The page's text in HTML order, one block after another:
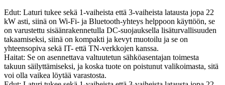
Edut: Laturi tukee sekä 1-vaiheista että 3-vaiheista latausta jopa 22
kW asti, siinä on Wi-Fi- ja Bluetooth-yhteys helppoon käyttöön, se
on varustettu sisäänrakennetulla DC-suojauksella lisäturvallisuuden
takaamiseksi, siinä on kompakti ja kevyt muotoilu ja se on
yhteensopiva sekä IT- että TN-verkkojen kanssa.
Haitat: Se on asennettava valtuutetun sähköasentajan toimesta
takuun säilyttämiseksi, ja koska tuote on poistunut valikoimasta, sitä
voi olla vaikea löytää varastosta.